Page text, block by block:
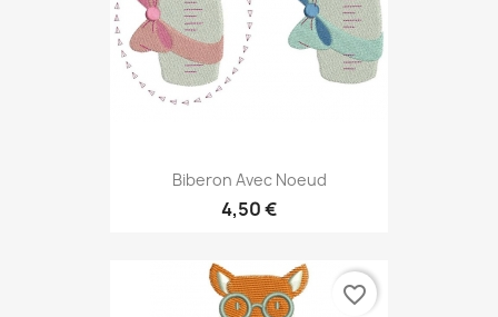
Biberon Avec Noeud
4,50 €
favorite_border